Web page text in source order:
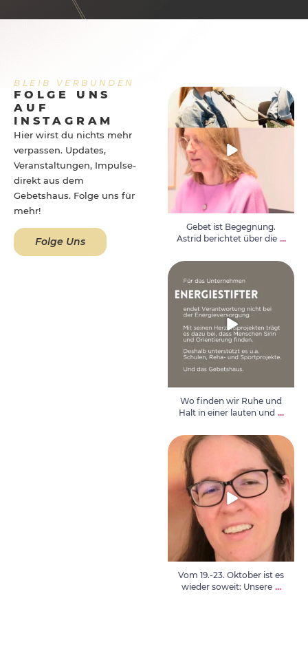
BLEIB VERBUNDEN
FOLGE UNS
AUF
INSTAGRAM
Hier wirst du nichts mehr
verpassen. Updates,
Veranstaltungen, Impulse-
direkt aus dem
Gebetshaus. Folge uns für
mehr!
Folge Uns
Gebet ist Begegnung. Astrid
berichtet über die...
Gebet ist Begegnung.
Astrid berichtet über die ...
in einer lauten und
Wo finden wir Ruhe und
Halt in einer lauten und ...
Vom 19.-23. Oktober ist es
wieder soweit: Unsere...
Vom 19.-23. Oktober ist es
wieder soweit: Unsere ...